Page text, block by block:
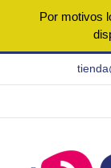
Por motivos
al